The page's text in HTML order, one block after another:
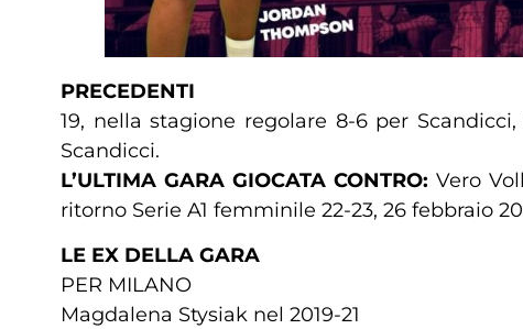
PRECEDENTI
19, nella stagione regolare 8-6 per
Scandicci.
L’ULTIMA GARA GIOCATA CONTRO:Vero
ritorno Serie A1 femminile 22-23, 26 febbraio
LE EX DELLA GARA
PER MILANO
Magdalena Stysiak nel 2019-21